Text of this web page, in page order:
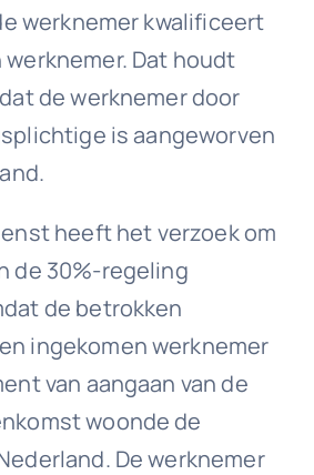
werknemer kwalificeert
Dat houdt
de werknemer door
is aangeworven
heeft het verzoek om
de 30%-regeling
de betrokken
ingekomen werknemer
van aangaan van de
woonde de
De werknemer